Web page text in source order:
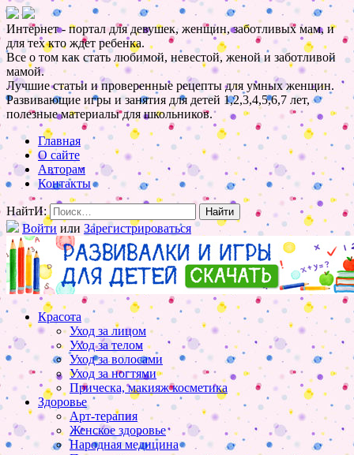
Интернет - портал для девушек, женщин, заботливых мам, и
для тех кто ждет ребенка.
Все о том как стать любимой, невестой, женой и заботливой
мамой.
Лучшие статьи и проверенные рецепты для умных женщин.
Развивающие игры и занятия для детей 1,2,3,4,5,6,7 лет,
полезные материалы для школьников.
Главная
О сайте
Авторам
Контакты
НайтИ:
Войти или Зарегистрироваться
Красота
Уход за лицом
Уход за телом
Уход за волосами
Уход за ногтями
Прическа, макияж косметика
Здоровье
Арт-терапия
Женское здоровье
Народная медицина